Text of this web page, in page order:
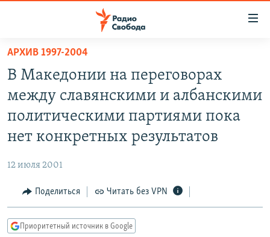
упрощенного
доступа
основному
содержанию
навигации
Вернутся
ПОДКАСТЫ
АВТОРСКИЕ ПРОЕКТЫ
IDEL.РЕАЛИИ
КАВКАЗ.РЕАЛИИ
АРХИВ 1997-2004
В Македонии на переговорах
между славянскими и албанскими
политическими партиями пока
нет конкретных результатов
12 июля 2001
Поделиться Читать без VPN
Приоритетный источник в Google